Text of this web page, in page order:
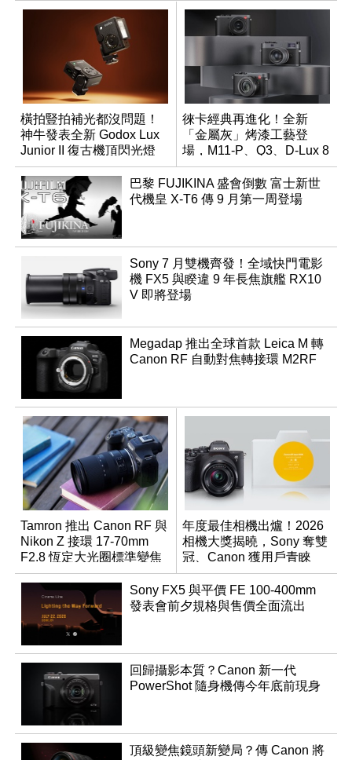
橫拍豎拍補光都沒問題！
神牛發表全新 Godox Lux
Junior II 復古機頂閃光燈
徠卡經典再進化！全新
「金屬灰」烤漆工藝登
場，M11-P、Q3、D-Lux 8
領銜換裝
巴黎 FUJIKINA 盛會倒數 富士新世
代機皇 X-T6 傳 9 月第一周登場
Sony 7 月雙機齊發！全域快門電影
機 FX5 與睽違 9 年長焦旗艦 RX10
V 即將登場
Megadap 推出全球首款 Leica M 轉
Canon RF 自動對焦轉接環 M2RF
Tamron 推出 Canon RF 與
Nikon Z 接環 17-70mm
F2.8 恆定大光圈標準變焦
鏡
年度最佳相機出爐！2026
相機大獎揭曉，Sony 奪雙
冠、Canon 獲用戶青睞
Sony FX5 與平價 FE 100-400mm
發表會前夕規格與售價全面流出
回歸攝影本質？Canon 新一代
PowerShot 隨身機傳今年底前現身
頂級變焦鏡頭新變局？傳 Canon 將